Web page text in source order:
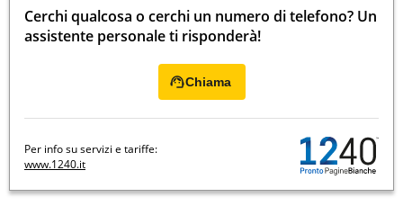
Cerchi qualcosa o cerchi un numero di telefono? Un
assistente personale ti risponderà!
Chiama
Per info su servizi e tariffe:
www.1240.it